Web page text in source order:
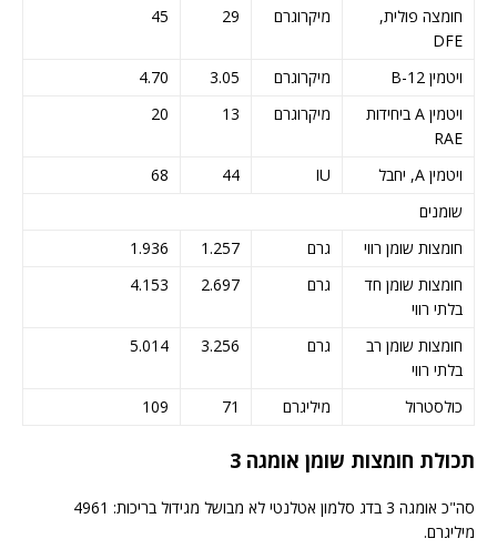
חומצה פולית,
DFE
מיקרוגרם 29
45
ויטמין B-12 מיקרוגרם 3.05
4.70
ויטמין A ביחידות
RAE
מיקרוגרם 13
20
ויטמין A, יחבל IU
44
68
שומנים
חומצות שומן רווי
גרם 1.257
1.936
חומצות שומן חד
בלתי רווי
גרם 2.697
4.153
חומצות שומן רב
בלתי רווי
גרם 3.256
5.014
כולסטרול מיליגרם 71
109
תכולת חומצות שומן אומגה 3
סה"כ אומגה 3 בדג סלמון אטלנטי לא מבושל מגידול בריכות: 4961
מיליגרם.